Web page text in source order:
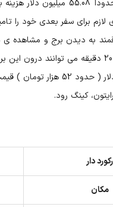
ساخت برج ایرویز
لازم برای سفر بعدی خود را
به دیدن برج و مشاهده ی
کینگ رود.
رکورد دار
مکان